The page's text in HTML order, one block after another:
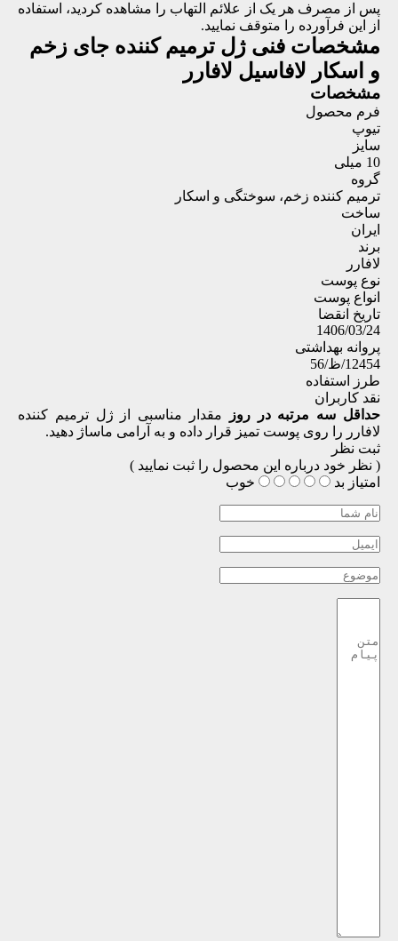
پس از مصرف هر یک از علائم التهاب را مشاهده کردید، استفاده
از این فرآورده را متوقف نمایید.
مشخصات فنی ژل ترمیم کننده جای زخم
و اسکار لافاسیل لافارر
مشخصات
فرم محصول
تیوپ
سایز
10 میلی
گروه
ترمیم کننده زخم، سوختگی و اسکار
ساخت
ایران
برند
لافارر
نوع پوست
انواع پوست
تاریخ انقضا
1406/03/24
پروانه بهداشتی
12454/ظ/56
طرز استفاده
نقد کاربران
حداقل سه مرتبه در روز
مقدار مناسبی از ژل ترمیم کننده
لافارر را روی پوست تمیز قرار داده و به آرامی ماساژ دهید.
ثبت نظر
( نظر خود درباره این محصول را ثبت نمایید )
امتیاز بد خوب